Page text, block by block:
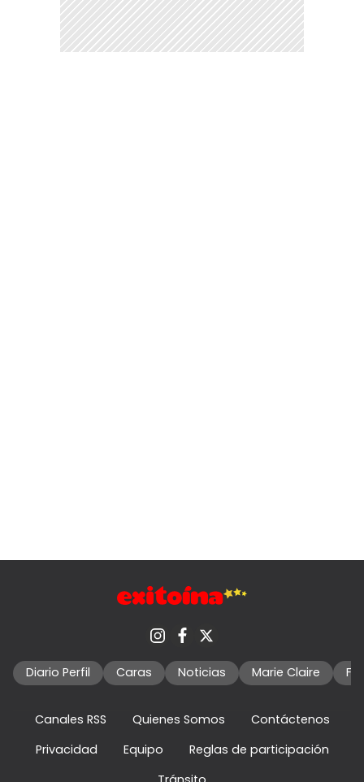
Diario Perfil Caras Noticias Marie Claire
Canales RSS Quienes Somos
Contáctenos
Privacidad
Equipo
Reglas de participación